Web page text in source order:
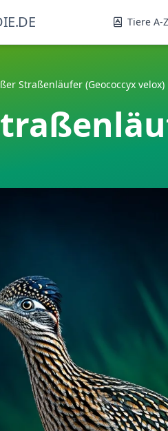
Tiere A-Z
Straßenläufer (Geococcyx velox)